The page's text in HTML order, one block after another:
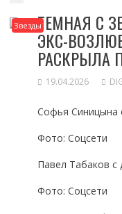
ЗвездыТЕМНАЯ С
ЭКС-
РАСКРЫЛА
19.04.2026
Софья Синицына
Фото: Соцсети
Павел Табаков с
Фото: Соцсети